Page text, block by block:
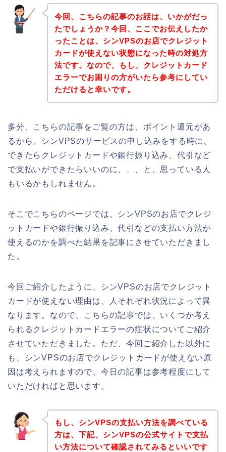
今回、こちらの記事のお話は、いかがだっ
たでしょうか？今回、ここでお伝えしたか
ったことは、シンVPSのお店でクレジット
カードが使えない状態になった時の対処方
法です。なので、もし、クレジットカード
エラーでお困りの方がいたら参考にしてい
ただけると幸いです。
多分、こちらの記事をご覧の方は、ポイント還元があ
るから、シンVPSのサービスの申し込みをする時に、
できたらクレジットカードや銀行振り込み、代引など
で支払いができたらいいのに、、、と、思っている人
もいるかもしれません。
そこでこちらのページでは、シンVPSのお店でクレジ
ットカードや銀行振り込み、代引などの支払い方法が
使えるのかを調べた結果を記事にさせていただきまし
た。
今回ご紹介したように、シンVPSのお店でクレジット
カードが使えない理由は、人それぞれ状況によって異
なります。なので、こちらの記事では、いくつか考え
られるクレジットカードエラーの症状についてご紹介
させていただきました。ただ、今回ご紹介した以外に
も、シンVPSのお店でクレジットカードが使えない原
因は考えられますので、今日の記事は参考程度にして
いただければと思います。
もし、シンVPSの支払い方法を調べている
方は、下記、シンVPSの公式サイトで支払
い方法について確認されてみるといいです